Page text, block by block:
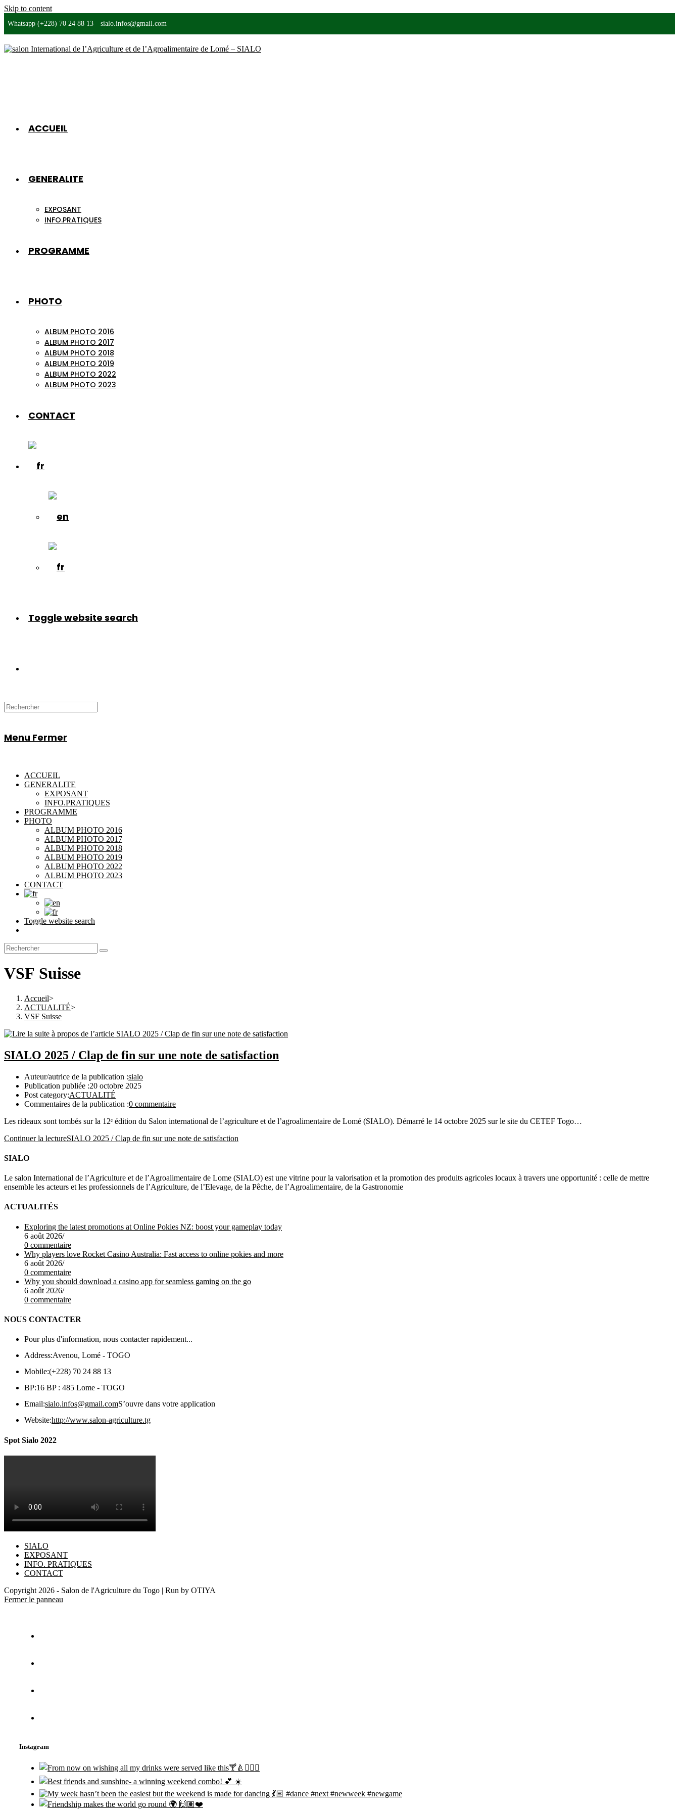
Skip to content
Whatsapp (+228) 70 24 88 13 sialo.infos@gmail.com
ACCUEIL
GENERALITE
EXPOSANT
INFO.PRATIQUES
PROGRAMME
PHOTO
ALBUM PHOTO 2016
ALBUM PHOTO 2017
ALBUM PHOTO 2018
ALBUM PHOTO 2019
ALBUM PHOTO 2022
ALBUM PHOTO 2023
CONTACT
Toggle website search
Menu Fermer
ACCUEIL
GENERALITE
EXPOSANT
INFO.PRATIQUES
PROGRAMME
PHOTO
ALBUM PHOTO 2016
ALBUM PHOTO 2017
ALBUM PHOTO 2018
ALBUM PHOTO 2019
ALBUM PHOTO 2022
ALBUM PHOTO 2023
CONTACT
Toggle website search
VSF Suisse
Accueil>
ACTUALITÉ>
VSF Suisse
SIALO 2025 / Clap de fin sur une note de satisfaction
Auteur/autrice de la publication :sialo
Publication publiée :20 octobre 2025
Post category:ACTUALITÉ
Commentaires de la publication :0 commentaire
Les rideaux sont tombés sur la 12ᵉ édition du Salon international de l’agriculture et de l’agroalimentaire de Lomé (SIALO). Démarré le 14 octobre 2025 sur le site du CETEF Togo…
Continuer la lectureSIALO 2025 / Clap de fin sur une note de satisfaction
SIALO
Le salon International de l’Agriculture et de l’Agroalimentaire de Lome (SIALO) est une vitrine pour la valorisation et la promotion des produits agricoles locaux à travers une opportunité : celle de mettre
ensemble les acteurs et les professionnels de l’Agriculture, de l’Elevage, de la Pêche, de l’Agroalimentaire, de la Gastronomie
ACTUALITÉS
Exploring the latest promotions at Online Pokies NZ: boost your gameplay today
6 août 2026/
0 commentaire
Why players love Rocket Casino Australia: Fast access to online pokies and more
6 août 2026/
0 commentaire
Why you should download a casino app for seamless gaming on the go
6 août 2026/
0 commentaire
NOUS CONTACTER
Pour plus d'information, nous contacter rapidement...
Address:Avenou, Lomé - TOGO
Mobile:(+228) 70 24 88 13
BP:16 BP : 485 Lome - TOGO
Email:sialo.infos@gmail.comS’ouvre dans votre application
Website:http://www.salon-agriculture.tg
Spot Sialo 2022
SIALO
EXPOSANT
INFO. PRATIQUES
CONTACT
Copyright 2026 - Salon de l'Agriculture du Togo | Run by OTIYA
Fermer le panneau
Instagram